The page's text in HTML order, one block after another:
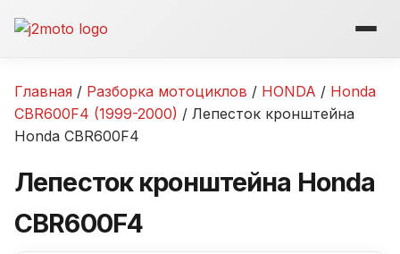
Главная / Разборка мотоциклов / HONDA / Honda
CBR600F4 (1999-2000) / Лепесток кронштейна
Honda CBR600F4
Лепесток кронштейна Honda
CBR600F4